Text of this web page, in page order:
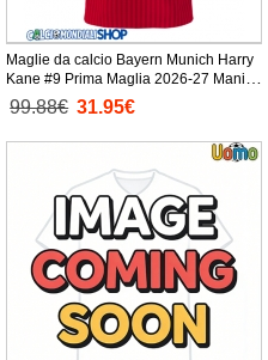
Maglie da calcio Bayern Munich Harry
Kane #9 Prima Maglia 2026-27 Manica
Corta
99.88€ 31.95€